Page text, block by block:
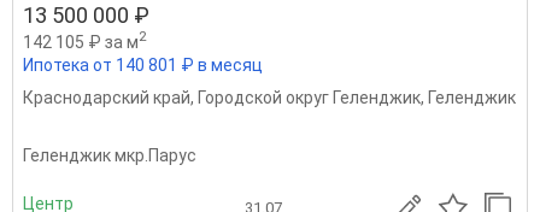
13 500 000 ₽
142 105 ₽ за м2
Ипотека от 140 801 ₽ в месяц
Краснодарский край, Городской округ Геленджик, Геленджик
Геленджик мкр.Парус
Центр 31.07